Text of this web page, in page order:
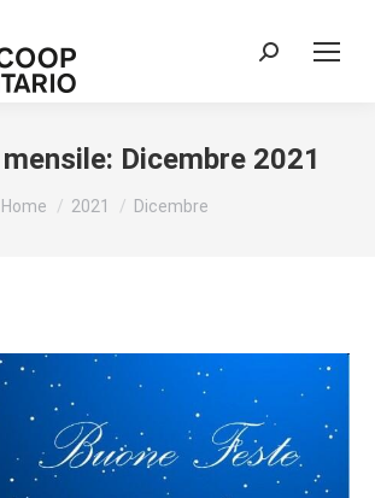
Cerca:
Dicembre 2021
Tu sei qui:
Home 2021 Dicembre